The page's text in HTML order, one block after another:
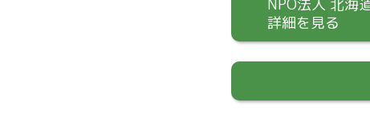
NPO法人 北海
詳細を見る